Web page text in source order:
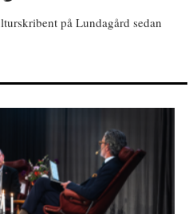
på Lundagård sedan